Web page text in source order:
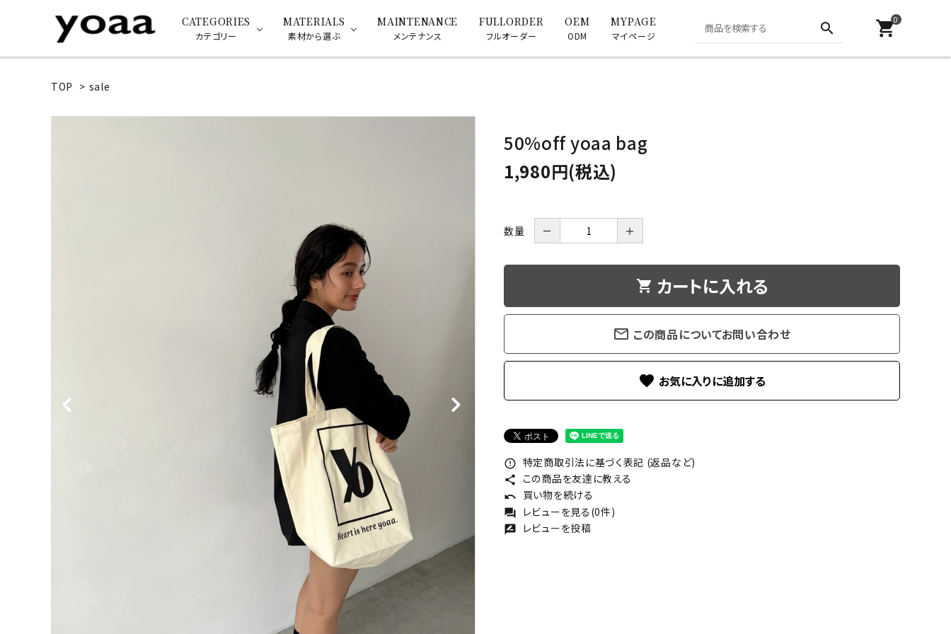
CATEGORIES
カテゴリー
MATERIALS
素材から選ぶ
k18
MAINTENANCE
メンテナンス
FULLORDER
フルオーダー
OEM
ODM
MYPAGE
マイページ search
0
shopping_cart
TOP > sale
50%off yoaa bag
1,980円(税込)
数量 － ＋
shopping_cart カートに入れる
mail_outline この商品についてお問い合わせ
favorite
error_outline 特定商取引法に基づく表記 (返品など)
share この商品を友達に教える
undo 買い物を続ける
forum レビューを見る(0件)
rate_review レビューを投稿